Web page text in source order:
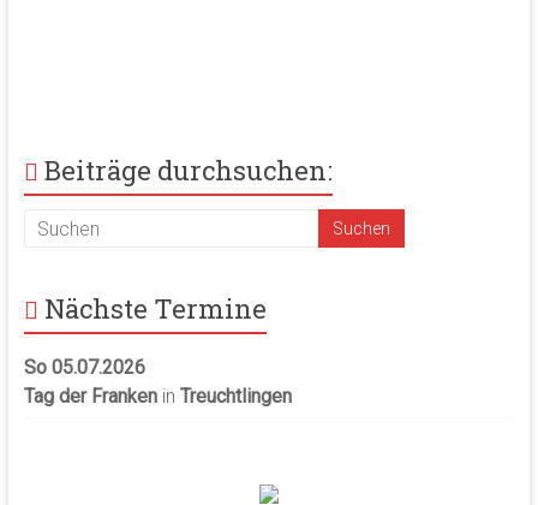
Beiträge durchsuchen:
Nächste Termine
So 05.07.2026
Tag der Frankenin Treuchtlingen